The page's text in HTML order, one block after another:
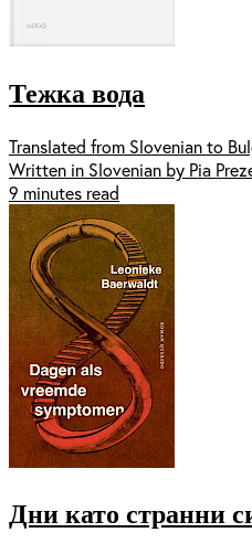
Тежка вода
Translated from Slovenian to
Written in Slovenian by Pia
9 minutes read
Дни като странни